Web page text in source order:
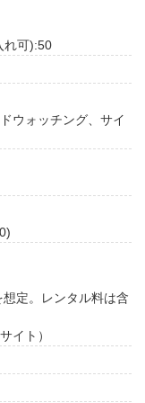
れ可):50
ウォッチング、サイ
定。レンタル料は含
イト）